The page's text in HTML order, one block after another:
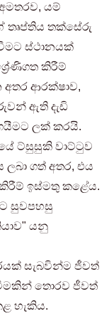
යම්
තෘප්තිය තක්සේරු
ස්ථානයක්
කිරීම්
අතර ආරක්ෂාව,
ඇති දැඩි
ලක් කරයි.
ට්සුසුකි වාට්ටුව
ගත් අතර, එය
ඉස්මතු කළේය.
සුවපහසු
යනු
සැබවින්ම ජීවත්
තොරව ජීවත්
හැකිය.